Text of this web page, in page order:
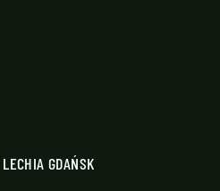
LECHIA GDAŃSK